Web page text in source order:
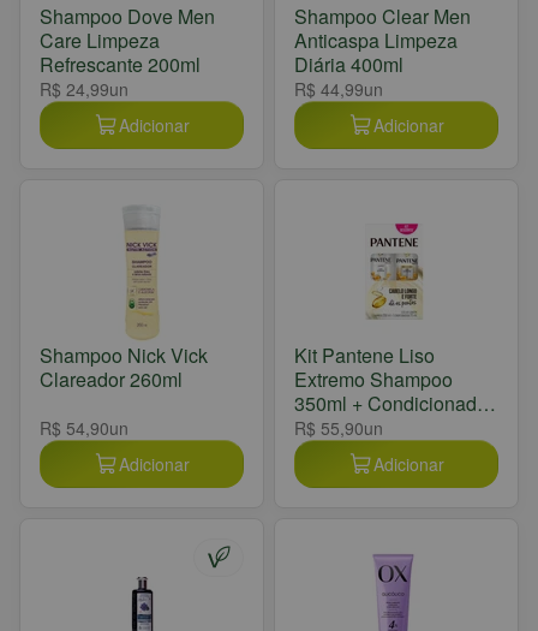
Shampoo Dove Men
Care Limpeza
Refrescante 200ml
R$ 24,99un
Adicionar
Shampoo Clear Men
Anticaspa Limpeza
Diária 400ml
R$ 44,99un
Adicionar
Shampoo Nick Vick
Clareador 260ml
R$ 54,90un
Adicionar
Kit Pantene Liso
Extremo Shampoo
350ml + Condicionador
175ml
R$ 55,90un
Adicionar